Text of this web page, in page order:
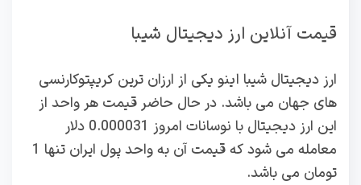
قیمت آنلاین ارز دیجیتال شیبا
ارز دیجیتال شیبا اینو یکی از ارزان ترین کریپتوکارنسی
های جهان می باشد. در حال حاضر قیمت هر واحد از
این ارز دیجیتال با نوسانات امروز 0.000031 دلار
معامله می شود که قیمت آن به واحد پول ایران تنها 1
تومان می باشد.